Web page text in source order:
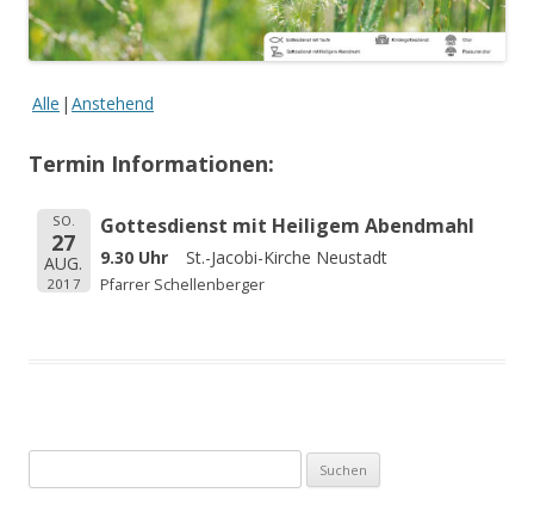
Alle Anstehend
Termin Informationen:
SO.
27
AUG.
2017
Gottesdienst mit Heiligem Abendmahl
9.30 Uhr St.-Jacobi-Kirche Neustadt
Pfarrer Schellenberger
nach: